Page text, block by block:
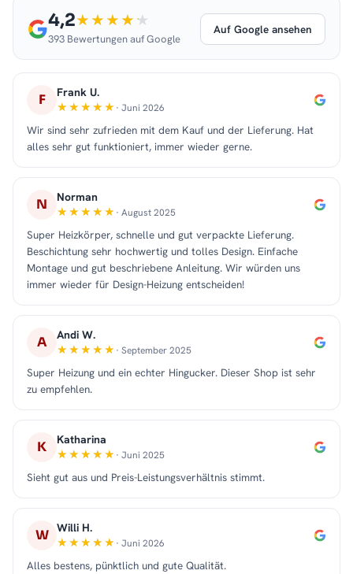
4,2
393 Bewertungen auf Google
Auf Google ansehen
F Frank U.
· Juni 2026
Wir sind sehr zufrieden mit dem Kauf und der Lieferung. Hat
alles sehr gut funktioniert, immer wieder gerne.
N Norman
· August 2025
Super Heizkörper, schnelle und gut verpackte Lieferung.
Beschichtung sehr hochwertig und tolles Design. Einfache
Montage und gut beschriebene Anleitung. Wir würden uns
immer wieder für Design-Heizung entscheiden!
A Andi W.
· September 2025
Super Heizung und ein echter Hingucker. Dieser Shop ist sehr
zu empfehlen.
K Katharina
· Juni 2025
Sieht gut aus und Preis-Leistungsverhältnis stimmt.
W Willi H.
· Juni 2026
Alles bestens, pünktlich und gute Qualität.